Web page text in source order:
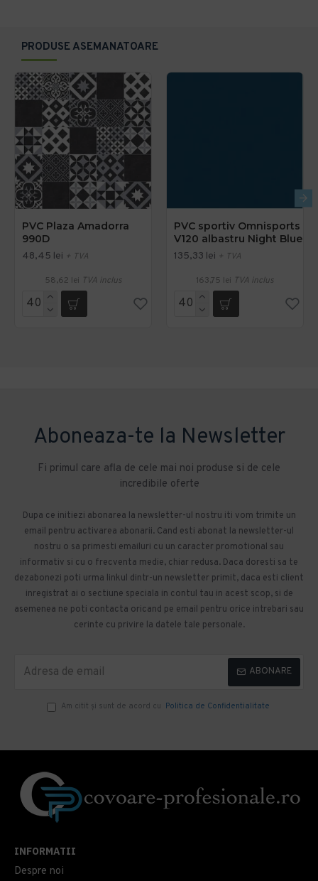
PRODUSE ASEMANATOARE
PVC Plaza Amadorra
990D
48,45 lei + TVA
58,62 lei TVA inclus
PVC sportiv Omnisports
V120 albastru Night Blue
135,33 lei + TVA
163,75 lei TVA inclus
Aboneaza-te la Newsletter
Fi primul care afla de cele mai noi produse si de cele
incredibile oferte
Dupa ce initiezi abonarea la newsletter-ul nostru iti vom trimite un
email pentru activarea abonarii. Cand esti abonat la newsletter-ul
nostru o sa primesti emailuri cu un caracter promotional sau
informativ si cu o frecventa medie, chiar redusa. Daca doresti sa te
dezabonezi poti urma linkul dintr-un newsletter primit, daca esti client
inregistrat ai o sectiune speciala in contul tau in acest scop, si de
asemenea ne poti contacta oricand pe email pentru orice intrebari sau
cerinte cu privire la datele tale personale.
ABONARE
Am citit şi sunt de acord cu Politica de Confidentialitate
INFORMATII
Despre noi